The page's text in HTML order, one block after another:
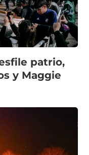
patrio,
y Maggie